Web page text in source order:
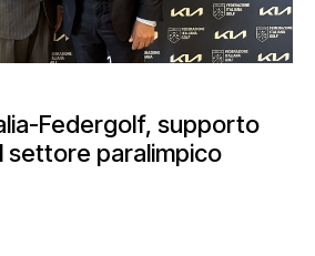
Federgolf, supporto
settore paralimpico